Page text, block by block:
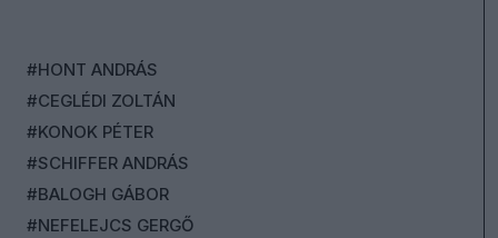
#HONT ANDRÁS
#CEGLÉDI ZOLTÁN
#KONOK PÉTER
#SCHIFFER ANDRÁS
#BALOGH GÁBOR
#NEFELEJCS GERGŐ